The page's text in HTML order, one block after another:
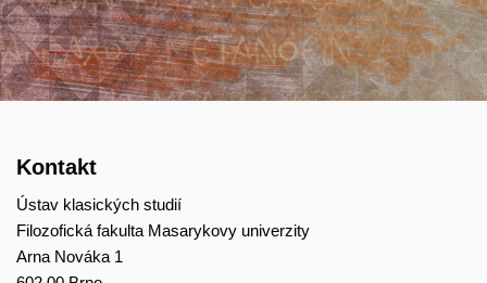
Kontakt
Ústav klasických studií
Filozofická fakulta Masarykovy univerzity
Arna Nováka 1